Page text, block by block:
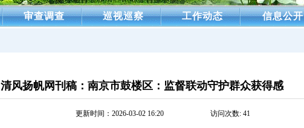
审查调查 巡视巡察 工作动态 信息公开
清风扬帆网刊稿：南京市鼓楼区：监督联动守护群众获得感
更新时间：2026-03-02 16:20 访问次数: 41